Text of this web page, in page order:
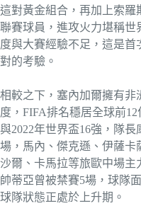
這對黃金組合，再加上索羅
聯賽球員，進攻火力堪稱世
度與大賽經驗不足，這是
對的考驗。
相較之下，塞內加爾擁有非
度，FIFA排名穩居全球前
與2022年世界盃16強，隊
場，馬內、傑克遜、伊薩卡
沙爾、卡馬拉等旅歐中場
帥蒂亞曾被禁賽5場，球隊
球隊狀態正處於上升期。